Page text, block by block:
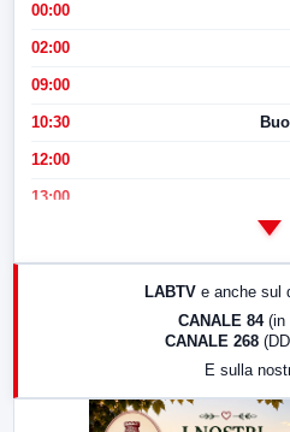
00:00
02:00
09:00
10:30
12:00
13:00
LABTV e anche sul
CANALE 84 (in
CANALE 268
E sulla